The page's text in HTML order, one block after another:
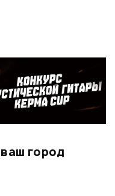
город